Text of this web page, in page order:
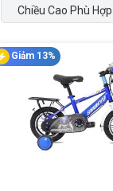
Chiều Cao Phù Hợp
Giảm 13%